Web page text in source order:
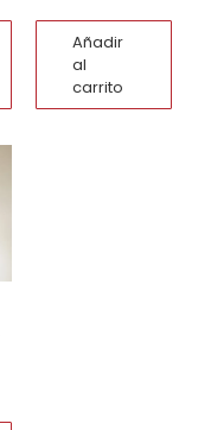
Añadir
al
carrito